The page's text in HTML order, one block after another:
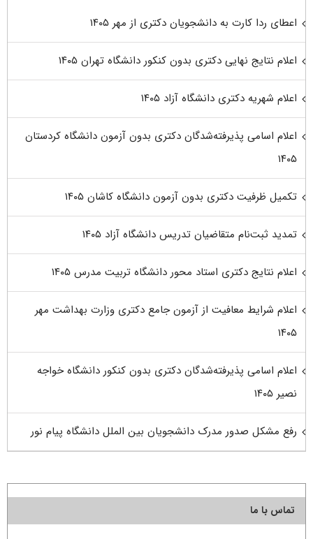
اعطای ردا کارت به دانشجویان دکتری از مهر ۱۴۰۵
اعلام نتایج نهایی دکتری بدون کنکور دانشگاه تهران ۱۴۰۵
اعلام شهریه دکتری دانشگاه آزاد ۱۴۰۵
اعلام اسامی پذیرفته‌شدگان دکتری بدون آزمون دانشگاه کردستان
۱۴۰۵
تکمیل ظرفیت دکتری بدون آزمون دانشگاه کاشان ۱۴۰۵
تمدید ثبت‌نام متقاضیان تدریس دانشگاه آزاد ۱۴۰۵
اعلام نتایج دکتری استاد محور دانشگاه تربیت مدرس ۱۴۰۵
اعلام شرایط معافیت از آزمون جامع دکتری وزارت بهداشت مهر
۱۴۰۵
اعلام اسامی پذیرفته‌شدگان دکتری بدون کنکور دانشگاه خواجه
نصیر ۱۴۰۵
رفع مشکل صدور مدرک دانشجویان بین الملل دانشگاه پیام نور
تماس با ما